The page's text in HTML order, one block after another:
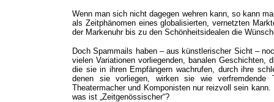
Wenn man sich nicht dagegen wehren kann, so kann
als Zeitphänomen eines globalisierten, vernetzten
der Markenuhr bis zu den Schönheitsidealen die
Doch Spammails haben – aus künstlerischer Sicht –
vielen Variationen vorliegenden, banalen
die sie in ihren Empfängern wachrufen, durch ihre
denen sie vorliegen, wirken sie wie
Theatermacher und Komponisten nur reizvoll sein
was ist „Zeitgenössischer“?